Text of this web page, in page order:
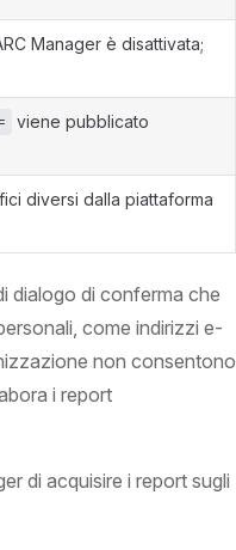
Manager è disattivata;
viene pubblicato
diversi dalla piattaforma
dialogo di conferma che
come indirizzi e-
non consentono
i report
di acquisire i report sugli